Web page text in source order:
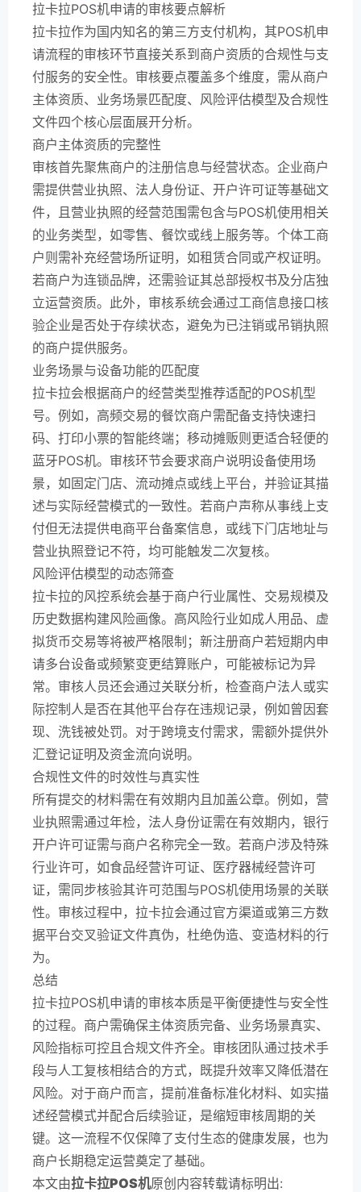
拉卡拉POS机申请的审核要点解析
拉卡拉作为国内知名的第三方支付机构，其POS机申
请流程的审核环节直接关系到商户资质的合规性与支
付服务的安全性。审核要点覆盖多个维度，需从商户
主体资质、业务场景匹配度、风险评估模型及合规性
文件四个核心层面展开分析。
商户主体资质的完整性
审核首先聚焦商户的注册信息与经营状态。企业商户
需提供营业执照、法人身份证、开户许可证等基础文
件，且营业执照的经营范围需包含与POS机使用相关
的业务类型，如零售、餐饮或线上服务等。个体工商
户则需补充经营场所证明，如租赁合同或产权证明。
若商户为连锁品牌，还需验证其总部授权书及分店独
立运营资质。此外，审核系统会通过工商信息接口核
验企业是否处于存续状态，避免为已注销或吊销执照
的商户提供服务。
业务场景与设备功能的匹配度
拉卡拉会根据商户的经营类型推荐适配的POS机型
号。例如，高频交易的餐饮商户需配备支持快速扫
码、打印小票的智能终端；移动摊贩则更适合轻便的
蓝牙POS机。审核环节会要求商户说明设备使用场
景，如固定门店、流动摊点或线上平台，并验证其描
述与实际经营模式的一致性。若商户声称从事线上支
付但无法提供电商平台备案信息，或线下门店地址与
营业执照登记不符，均可能触发二次复核。
风险评估模型的动态筛查
拉卡拉的风控系统会基于商户行业属性、交易规模及
历史数据构建风险画像。高风险行业如成人用品、虚
拟货币交易等将被严格限制；新注册商户若短期内申
请多台设备或频繁变更结算账户，可能被标记为异
常。审核人员还会通过关联分析，检查商户法人或实
际控制人是否在其他平台存在违规记录，例如曾因套
现、洗钱被处罚。对于跨境支付需求，需额外提供外
汇登记证明及资金流向说明。
合规性文件的时效性与真实性
所有提交的材料需在有效期内且加盖公章。例如，营
业执照需通过年检，法人身份证需在有效期内，银行
开户许可证需与商户名称完全一致。若商户涉及特殊
行业许可，如食品经营许可证、医疗器械经营许可
证，需同步核验其许可范围与POS机使用场景的关联
性。审核过程中，拉卡拉会通过官方渠道或第三方数
据平台交叉验证文件真伪，杜绝伪造、变造材料的行
为。
总结
拉卡拉POS机申请的审核本质是平衡便捷性与安全性
的过程。商户需确保主体资质完备、业务场景真实、
风险指标可控且合规文件齐全。审核团队通过技术手
段与人工复核相结合的方式，既提升效率又降低潜在
风险。对于商户而言，提前准备标准化材料、如实描
述经营模式并配合后续验证，是缩短审核周期的关
键。这一流程不仅保障了支付生态的健康发展，也为
商户长期稳定运营奠定了基础。
本文由拉卡拉POS机原创内容转载请标明出: